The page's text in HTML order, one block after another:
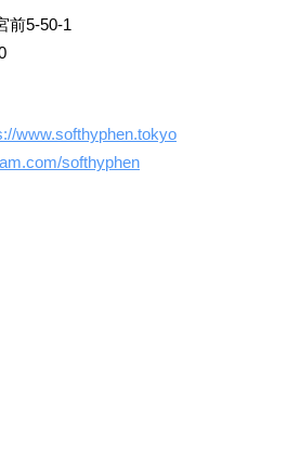
前5-50-1
www.softhyphen.tokyo
softhyphen